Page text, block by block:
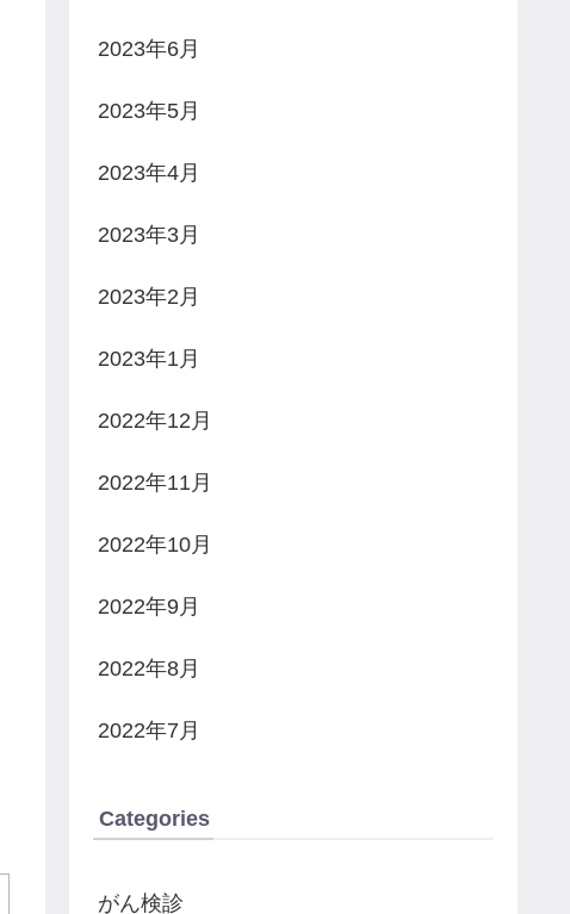
2023年6月
2023年5月
2023年4月
2023年3月
2023年2月
2023年1月
2022年12月
2022年11月
2022年10月
2022年9月
2022年8月
2022年7月
Categories
がん検診